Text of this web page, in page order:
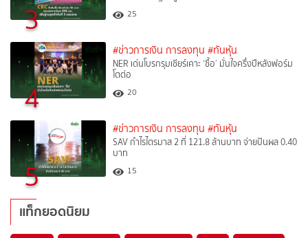
3 25
4
#ข่าวการเงิน การลงทุน #ทันหุ้น
NER เด่นโบรกรุมเชียร์เคาะ ‘ซื้อ’ มั่นใจครึ่งปีหลังฟอร์ม
โตต่อ
20
5
#ข่าวการเงิน การลงทุน #ทันหุ้น
SAV กำไรไตรมาส 2 ที่ 121.8 ล้านบาท จ่ายปันผล 0.40
บาท
15
แท็กยอดนิยม